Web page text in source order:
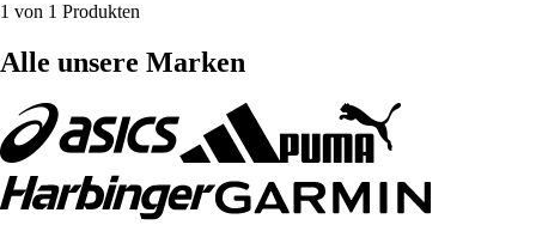
1 von 1 Produkten
Alle unsere Marken